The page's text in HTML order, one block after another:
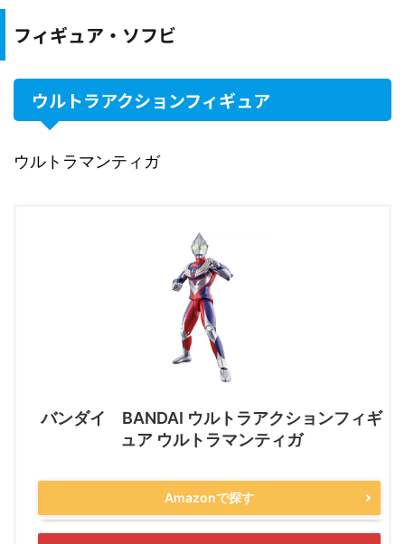
フィギュア・ソフビ
ウルトラアクションフィギュア
ウルトラマンティガ
バンダイ BANDAI ウルトラアクションフィギ
ュア ウルトラマンティガ
Amazonで探す